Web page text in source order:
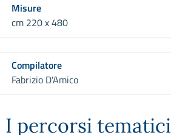
Misure
cm 220 x 480
Compilatore
Fabrizio D'Amico
I percorsi tematici